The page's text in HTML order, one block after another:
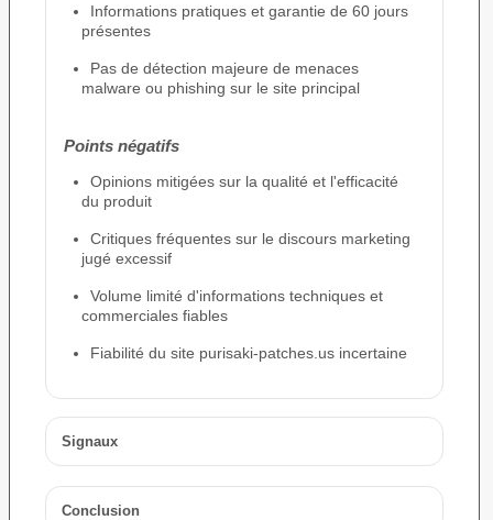
Informations pratiques et garantie de 60 jours
présentes
Pas de détection majeure de menaces
malware ou phishing sur le site principal
Points négatifs
Opinions mitigées sur la qualité et l'efficacité
du produit
Critiques fréquentes sur le discours marketing
jugé excessif
Volume limité d'informations techniques et
commerciales fiables
Fiabilité du site purisaki-patches.us incertaine
Signaux
Conclusion